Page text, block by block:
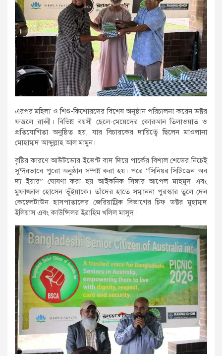
এরপর মহিলা ও শিশু-কিশোরদের বিশেষ অনুষ্ঠান পরিচালনা করেন ডক্টর
ফজলে রাব্বী। বিভিন্ন বয়সী ছেলে-মেয়েদের কোরআন তিলাওয়াত ও
প্রতিযোগিতা অনুষ্ঠিত হয়, যার বিচারকের দায়িত্বে ছিলেন মাওলানা
মোহাম্মদ আব্দুল্লাহ আল মামুন।
বৃষ্টির কারণে আউটডোর ইভেন্ট বাদ দিয়ে পার্কের বিশাল শেডের নিচেই
সুন্দরভাবে পুরো অনুষ্ঠান সম্পন্ন করা হয়। পরে “সিনিয়র সিটিজেন অব
দ্য ইয়ার” ঘোষণা করা হয় আইকনিক সিঙ্গার আপেল মাহমুদ এবং
মুফাজ্জাল হোসেন ভূঁইয়াকে। তাঁদের হাতে সম্মাননা পুরস্কার তুলে দেন
কেম্বেলটাউন হাসপাতালের জেরিয়াট্রিক বিভাগের চিফ ডক্টর মুহাম্মদ
ইলিয়াস এবং কাউন্সিলর ইব্রাহিম খলিল মাসুদ।